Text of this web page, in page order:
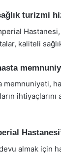
turizmi
kaliteli
memnuniyeti,
almak için